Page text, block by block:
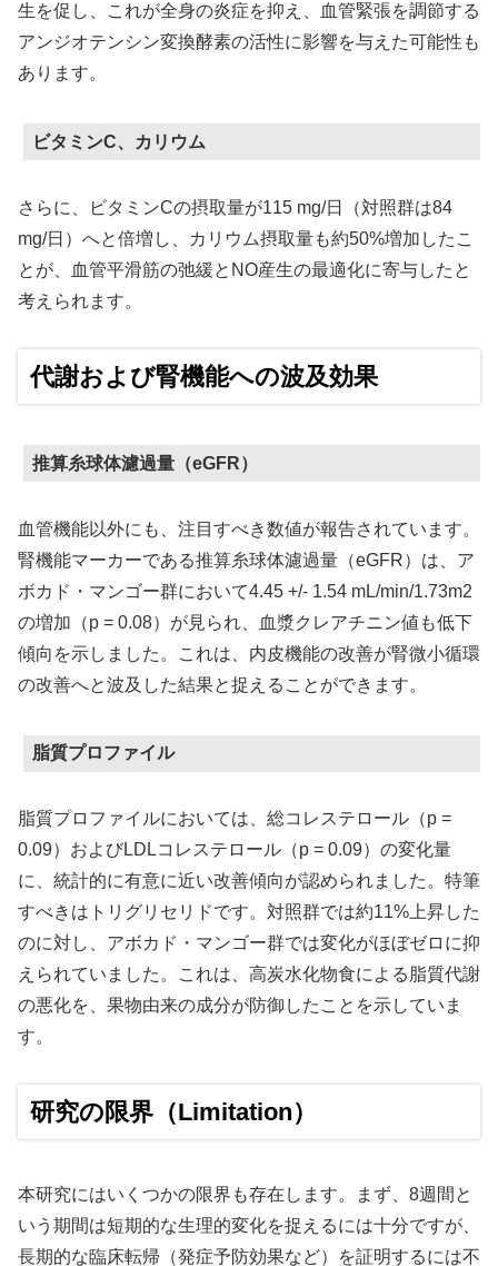
生を促し、これが全身の炎症を抑え、血管緊張を調節する
アンジオテンシン変換酵素の活性に影響を与えた可能性も
あります。
ビタミンC、カリウム
さらに、ビタミンCの摂取量が115 mg/日（対照群は84
mg/日）へと倍増し、カリウム摂取量も約50%増加したこ
とが、血管平滑筋の弛緩とNO産生の最適化に寄与したと
考えられます。
代謝および腎機能への波及効果
推算糸球体濾過量（eGFR）
血管機能以外にも、注目すべき数値が報告されています。
腎機能マーカーである推算糸球体濾過量（eGFR）は、ア
ボカド・マンゴー群において4.45 +/- 1.54 mL/min/1.73m2
の増加（p = 0.08）が見られ、血漿クレアチニン値も低下
傾向を示しました。これは、内皮機能の改善が腎微小循環
の改善へと波及した結果と捉えることができます。
脂質プロファイル
脂質プロファイルにおいては、総コレステロール（p =
0.09）およびLDLコレステロール（p = 0.09）の変化量
に、統計的に有意に近い改善傾向が認められました。特筆
すべきはトリグリセリドです。対照群では約11%上昇した
のに対し、アボカド・マンゴー群では変化がほぼゼロに抑
えられていました。これは、高炭水化物食による脂質代謝
の悪化を、果物由来の成分が防御したことを示していま
す。
研究の限界（Limitation）
本研究にはいくつかの限界も存在します。まず、8週間と
いう期間は短期的な生理的変化を捉えるには十分ですが、
長期的な臨床転帰（発症予防効果など）を証明するには不